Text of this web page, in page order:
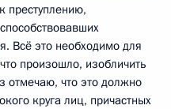
преступлению,
Всё это необходимо для
произошло, изобличить
отмечаю, что это должно
круга лиц, причастных